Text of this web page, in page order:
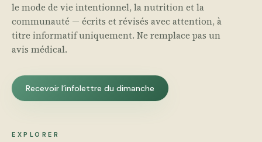
le mode de vie intentionnel, la nutrition et la
communauté — écrits et révisés avec attention, à
titre informatif uniquement. Ne remplace pas un
avis médical.
Recevoir l’infolettre du dimanche
EXPLORER